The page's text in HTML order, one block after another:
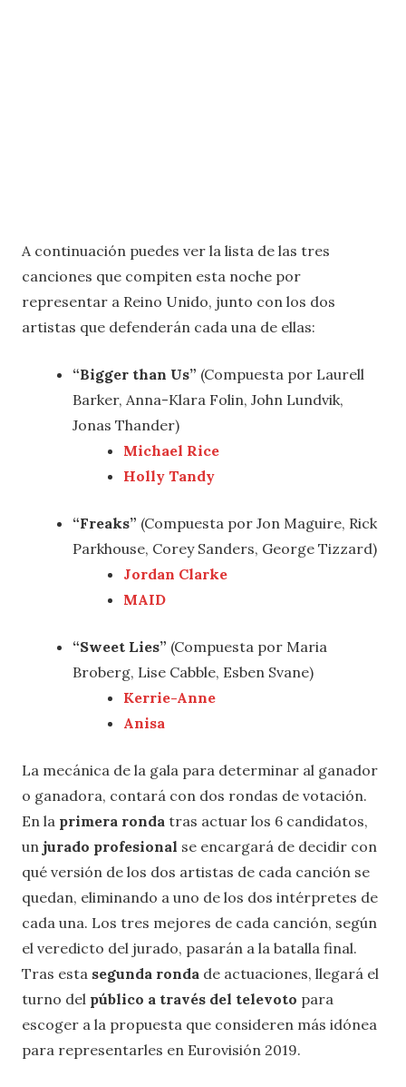
A continuación puedes ver la lista de las tres
canciones que compiten esta noche por
representar a Reino Unido, junto con los dos
artistas que defenderán cada una de ellas:
“Bigger than Us” (Compuesta por Laurell
Barker, Anna-Klara Folin, John Lundvik,
Jonas Thander)
Michael Rice
Holly Tandy
“Freaks” (Compuesta por Jon Maguire, Rick
Parkhouse, Corey Sanders, George Tizzard)
Jordan Clarke
MAID
“Sweet Lies” (Compuesta por Maria
Broberg, Lise Cabble, Esben Svane)
Kerrie-Anne
Anisa
La mecánica de la gala para determinar al ganador
o ganadora, contará con dos rondas de votación.
En la primera ronda tras actuar los 6 candidatos,
un jurado profesional se encargará de decidir con
qué versión de los dos artistas de cada canción se
quedan, eliminando a uno de los dos intérpretes de
cada una. Los tres mejores de cada canción, según
el veredicto del jurado, pasarán a la batalla final.
Tras esta segunda ronda de actuaciones, llegará el
turno del público a través del televoto para
escoger a la propuesta que consideren más idónea
para representarles en Eurovisión 2019.